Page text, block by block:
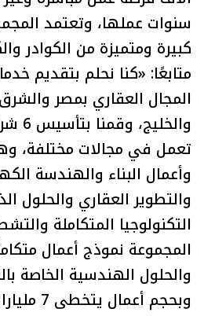
سنوات عملها، وتعتمد
كبيرة ومتميزة من الكوادر
متابعًا: «كنا نحلم بتقديم
المجال العقاري بمصر
تعمل في مجالات مختلفة،
وأعمال البناء والهندسة
والتطوير العقاري والحلول
التكنولوجيا المتكاملة
المجموعة نموذج أعمال
والحلول الهندسية الخاصة
وبحجم أعمال يتخطى 7 مليارات جنيه.